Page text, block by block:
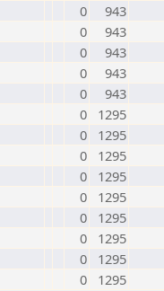
0
943
0
943
0
943
0
943
0
943
0
1295
0
1295
0
1295
0
1295
0
1295
0
1295
0
1295
0
1295
0 1295